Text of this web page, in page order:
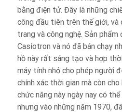
bằng điện tử. Đây là những
công đầu tiên trên thế giới, và
trang và công nghệ. Sản
Casiotron và nó đã bán chạy
hồ này rất sáng tạo và hợp
máy tính nhỏ cho phép người
chính xác thời gian mà còn
chức năng này ngày nay có
nhưng vào những năm 1970,